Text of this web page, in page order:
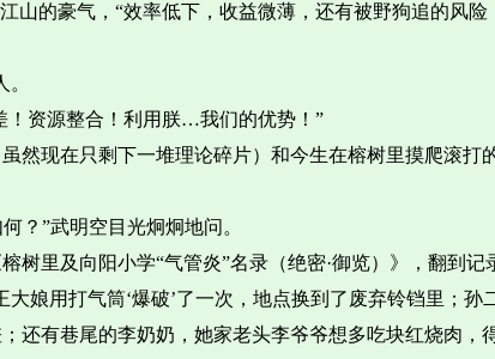
山的豪气，“效率低下，收益微薄，还有被野狗追的风
资源整合！利用朕…我们的优势！”
然现在只剩下一堆理论碎片）和今生在榕树里摸爬滚打
？”武明空目光炯炯地问。
树里及向阳小学“气管炎”名录（绝密·御览）》，翻到记
娘用打气筒‘爆破’了一次，地点换到了废弃铃铛里；孙
还有巷尾的李奶奶，她家老头李爷爷想多吃块红烧肉